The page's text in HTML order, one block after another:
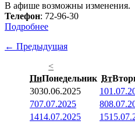
В афише возможны изменения.
Телефон: 72-96-30
Подробнее
← Предыдущая
<
ПнПонедельник Вт
3030.06.2025 1
707.07.2025 8
1414.07.2025 15